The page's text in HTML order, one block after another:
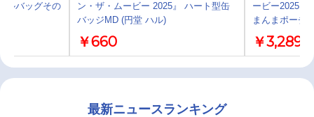
ルバッグその
ン・ザ・ムービー 2025』 ハート型缶
バッジMD (円堂 ハル)
￥660
ービー2025
まんまポーチ
￥3,289
最新ニュースランキング